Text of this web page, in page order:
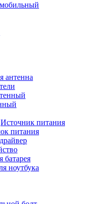
антенна
Источник питания
питания
батарея
ноутбука